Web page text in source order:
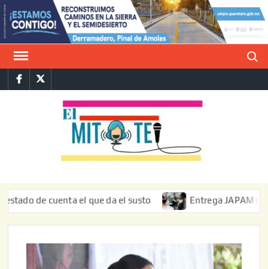
Saltar
al
contenido
FacebookTwitter
cuenta el que da el susto Entrega JAPAM